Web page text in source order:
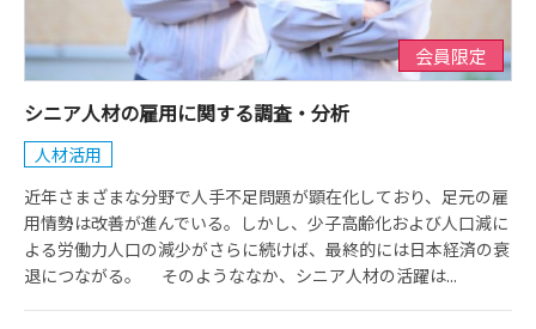
会員限定
シニア人材の雇用に関する調査・分析
人材活用
近年さまざまな分野で人手不足問題が顕在化しており、足元の雇
用情勢は改善が進んでいる。しかし、少子高齢化および人口減に
よる労働力人口の減少がさらに続けば、最終的には日本経済の衰
退につながる。 そのようななか、シニア人材の活躍は...